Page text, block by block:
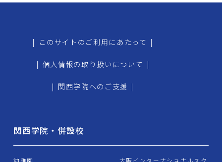
| このサイトのご利用にあたって |
| 個人情報の取り扱いについて |
| 関西学院へのご支援 |
関西学院・併設校